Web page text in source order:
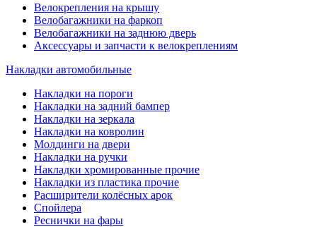
Велокрепления на крышу
Велобагажники на фаркоп
Велобагажники на заднюю дверь
Аксессуары и запчасти к велокреплениям
Накладки автомобильные
Накладки на пороги
Накладки на задний бампер
Накладки на зеркала
Накладки на ковролин
Молдинги на двери
Накладки на ручки
Накладки хромированные прочие
Накладки из пластика прочие
Расширители колёсных арок
Спойлера
Реснички на фары